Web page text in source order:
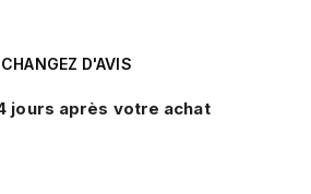
CHANGEZ D'AVIS
jours après votre achat